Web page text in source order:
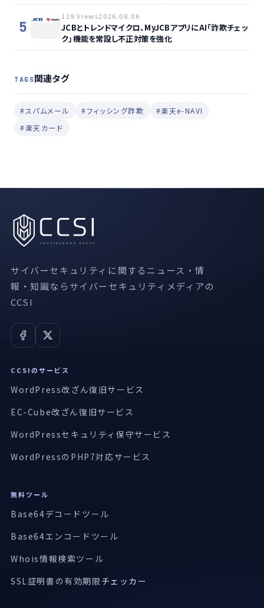
5
119 Views2026.08.06
JCBとトレンドマイクロ、MyJCBアプリにAI「詐欺チェッ
ク」機能を常設し不正対策を強化
TAGS関連タグ
#スパムメール #フィッシング詐欺
#楽天e-NAVI
#楽天カード
サイバーセキュリティに関するニュース・情
報・知識ならサイバーセキュリティメディアの
CCSI
CCSIのサービス
WordPress改ざん復旧サービス
EC-Cube改ざん復旧サービス
WordPressセキュリティ保守サービス
WordPressのPHP7対応サービス
無料ツール
Base64デコードツール
Base64エンコードツール
Whois情報検索ツール
SSL証明書の有効期限 チェッカー